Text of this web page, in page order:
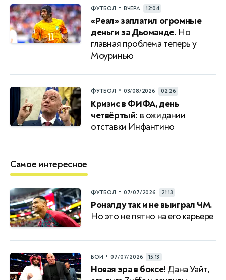
ФУТБОЛ • ВЧЕРА 12:04
«Реал» заплатил огромные
деньги за Дьоманде. Но
главная проблема теперь у
Моуринью
ФУТБОЛ • 03/08/2026 02:26
Кризис в ФИФА, день
четвёртый: в ожидании
отставки Инфантино
Самое интересное
ФУТБОЛ • 07/07/2026 21:13
Роналду так и не выиграл ЧМ.
Но это не пятно на его карьере
БОИ • 07/07/2026 15:13
Новая эра в боксе! Дана Уайт,